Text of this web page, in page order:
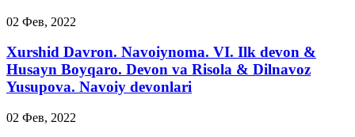
02 Фев, 2022
Xurshid Davron. Navoiynoma. VI. Ilk devon &
Husayn Boyqaro. Devon va Risola & Dilnavoz
Yusupova. Navoiy devonlari
02 Фев, 2022